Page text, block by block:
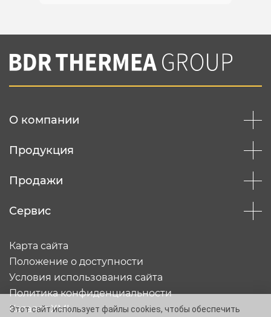
О компании
Продукция
Продажи
Сервис
Карта сайта
Положение о доступности
Условия использования сайта
Политика конфиденциальности
Каталог XML
Этот сайт использует файлы cookies, чтобы обеспечить